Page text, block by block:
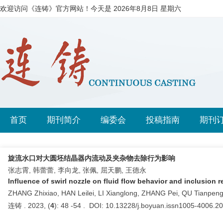
欢迎访问《连铸》官方网站！今天是 2026年8月8日 星期六
首页 期刊简介 编委会 投稿指南 期刊
旋流水口对大圆坯结晶器内流动及夹杂物去除行为影响
张志霄, 韩蕾蕾, 李向龙, 张佩, 屈天鹏, 王德永
Influence of swirl nozzle on fluid flow behavior and inclusion
ZHANG Zhixiao, HAN Leilei, LI Xianglong, ZHANG Pei, QU
连铸 . 2023, (4): 48 -54 . DOI: 10.13228/j.boyuan.issn1005-